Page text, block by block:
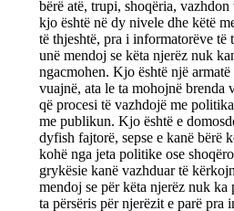
bërë atë, trupi, shoqëria,
kjo është në dy nivele dhe këtë
të thjeshtë, pra i informatorëve të
unë mendoj se këta njerëz nuk
ngacmohen. Kjo është një
vuajnë, ata le ta mohojnë brenda
që procesi të vazhdojë me
me publikun. Kjo është e
dyfish fajtorë, sepse e kanë bërë
kohë nga jeta politike ose
grykësie kanë vazhduar të
mendoj se për këta njerëz nuk
ta përsëris për njerëzit e parë pra